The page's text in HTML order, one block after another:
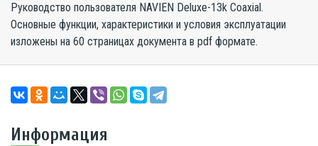
Руководство пользователя NAVIEN Deluxe-13k Coaxial.
Основные функции, характеристики и условия эксплуатации
изложены на 60 страницах документа в pdf формате.
Информация